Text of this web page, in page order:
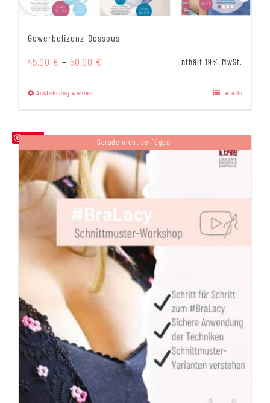
Gewerbelizenz-Dessous
45,00 € – 50,00 €
45,00 €
Enthält 19% MwSt.
Ausführung wählen
mehrere
Varianten
auf.
Die
Optionen
können
auf
der
Produktseite
gewählt
werden
Details
Save
Gerade nicht verfügbar